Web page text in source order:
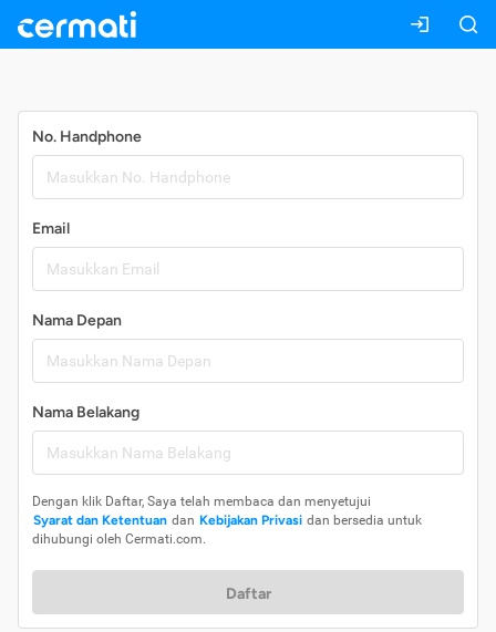
No. Handphone
Email
Nama Depan
Nama Belakang
Dengan klik Daftar, Saya telah membaca dan menyetujui
Syarat dan Ketentuan dan Kebijakan Privasi dan bersedia untuk
dihubungi oleh Cermati.com.
Daftar